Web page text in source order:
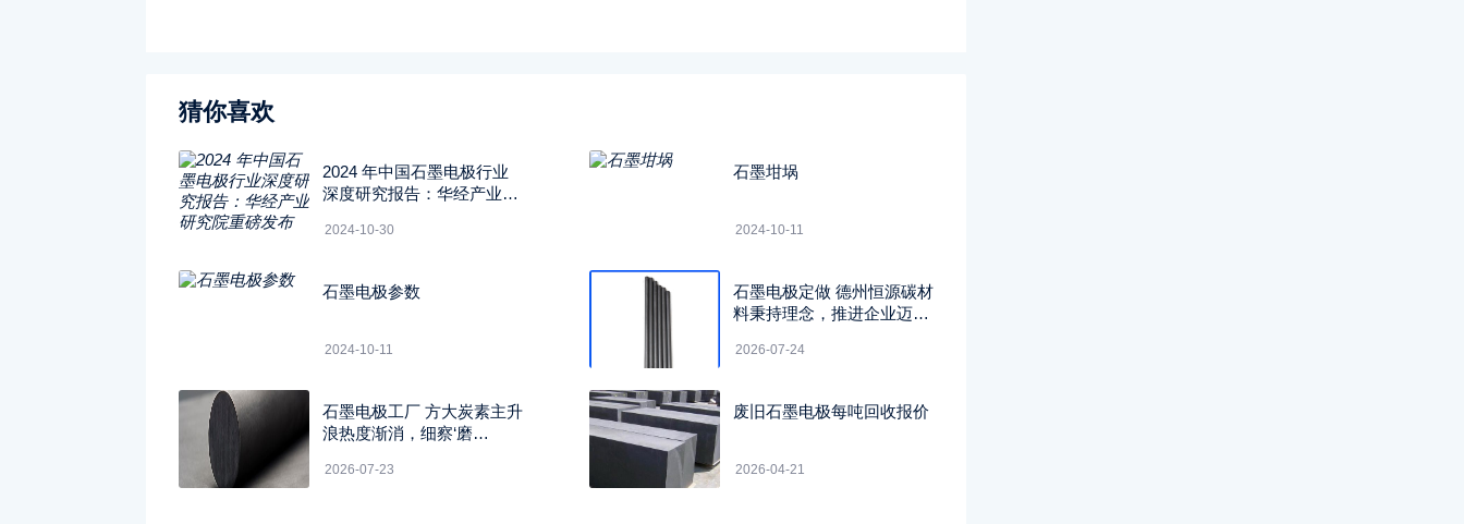
猜你喜欢
2024 年中国石墨电极行业
深度研究报告：华经产业研
2024-10-30
石墨坩埚
2024-10-11
石墨电极参数
2024-10-11
石墨电极定做 德州恒源碳材
料秉持理念，推进企业迈向
2026-07-24
石墨电极工厂 方大炭素主升
浪热度渐消，细察‘磨
2026-07-23
废旧石墨电极每吨回收报价
2026-04-21